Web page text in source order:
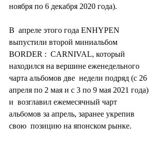
ноября по 6 декабря 2020 года).
В  апреле этого года ENHYPEN
выпустили второй миниальбом
BORDER :  CARNIVAL, который
находился на вершине еженедельного
чарта альбомов две  недели подряд (с 26
апреля по 2 мая и с 3 по 9 мая 2021 года)
и  возглавил ежемесячный чарт
альбомов за апрель, заранее укрепив
свою  позицию на японском рынке.